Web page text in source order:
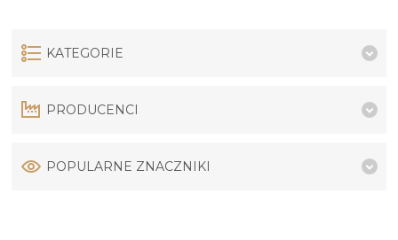
KATEGORIE
PRODUCENCI
POPULARNE ZNACZNIKI